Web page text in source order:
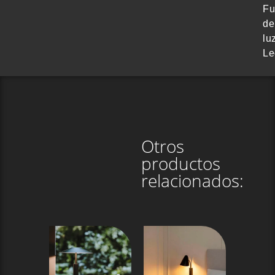
de
Otros
productos
relacionados: